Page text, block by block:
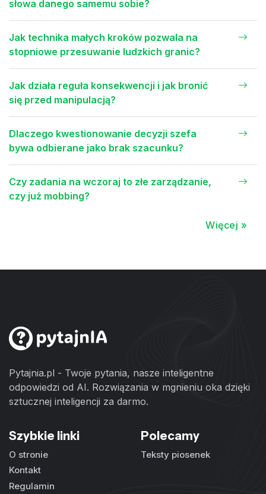
słowa danego samemu sobie?
Jak technika małych kroków pozwala na
stopniowe przesuwanie ludzkich granic?
Jak działa reguła konsekwencji i jak bronić
się przed manipulacją?
Dlaczego kwestionowanie decyzji szefa
bywa odbierane jako brak szacunku?
Czy zadania na wczoraj to złe zarządzanie,
czy już mobbing?
Więcej »
Pytajnia.pl - Twoje pytania, nasze inteligentne
odpowiedzi od AI. Rozwiązania w mgnieniu oka dzięki
sztucznej inteligencji za darmo.
Szybkie linki
O stronie
Kontakt
Regulamin
Polecamy
Teksty piosenek